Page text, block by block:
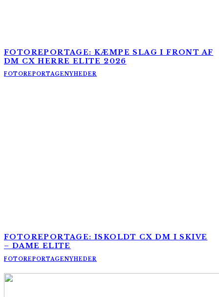
FOTOREPORTAGE: KÆMPE SLAG I FRONT AF
DM CX HERRE ELITE 2026
FOTOREPORTAGENYHEDER
FOTOREPORTAGE: ISKOLDT CX DM I SKIVE
– DAME ELITE
FOTOREPORTAGENYHEDER